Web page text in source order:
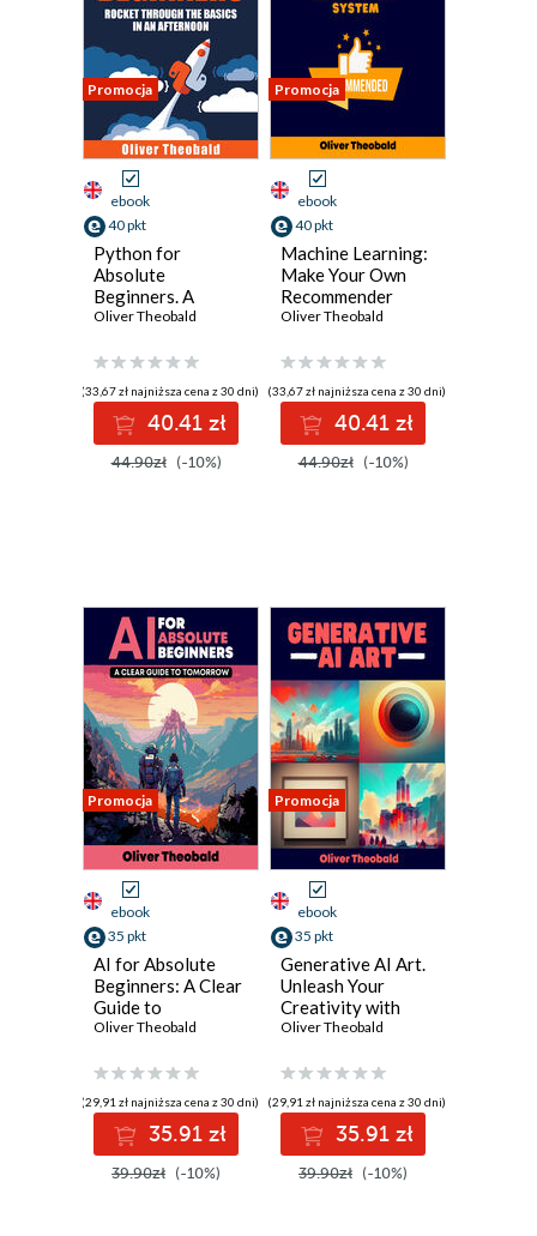
Promocja
ebook
40 pkt
Python for
Absolute
Beginners. A
Complete Guide to
Programming with
Hands-on
Examples and
Exercises
Oliver Theobald
(33,67 zł najniższa cena z 30 dni)
40.41 zł
44.90zł (-10%)
Promocja
ebook
40 pkt
Machine Learning:
Make Your Own
Recommender
System. Build Your
System with
Machine Learning
Insights
Oliver Theobald
(33,67 zł najniższa cena z 30 dni)
40.41 zł
44.90zł (-10%)
Promocja
ebook
35 pkt
AI for Absolute
Beginners: A Clear
Guide to
Tomorrow.
for Beginners and
Paving the Path to
Future
Innovations
Oliver Theobald
(29,91 zł najniższa cena z 30 dni)
35.91 zł
39.90zł (-10%)
Promocja
ebook
35 pkt
Generative AI Art.
Unleash Your
Creativity with
Generative AI Art
Oliver Theobald
(29,91 zł najniższa cena z 30 dni)
35.91 zł
39.90zł (-10%)